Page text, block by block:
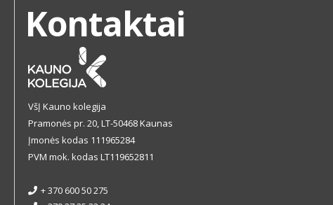
Kontaktai
VšĮ Kauno kolegija
Pramonės pr. 20, LT-50468 Kaunas
Įmonės kodas 111965284
PVM mok. kodas LT119652811
+ 370 600 50 275